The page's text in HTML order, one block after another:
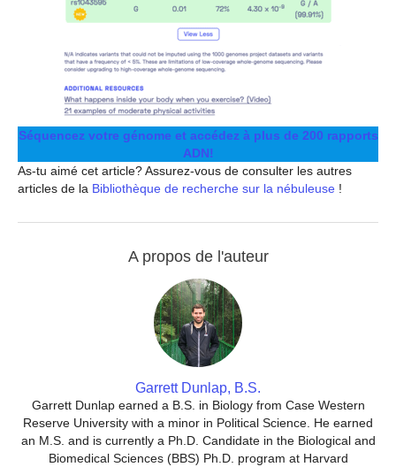
Séquencez votre génome et accédez à plus de 200 rapports
ADN!
As-tu aimé cet article? Assurez-vous de consulter les autres
articles de la Bibliothèque de recherche sur la nébuleuse !
A propos de l'auteur
Garrett Dunlap, B.S.
Garrett Dunlap earned a B.S. in Biology from Case Western
Reserve University with a minor in Political Science. He earned
an M.S. and is currently a Ph.D. Candidate in the Biological and
Biomedical Sciences (BBS) Ph.D. program at Harvard